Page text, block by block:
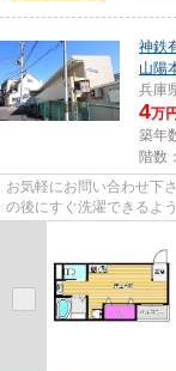
神鉄
山陽
兵庫
4万円
築年
階数
お気軽にお問い合わせ
の後にすぐ洗濯できるよ